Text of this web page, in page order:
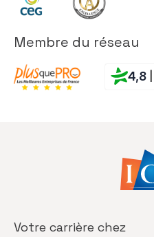
Membre du réseau
4,8
Votre carrière chez